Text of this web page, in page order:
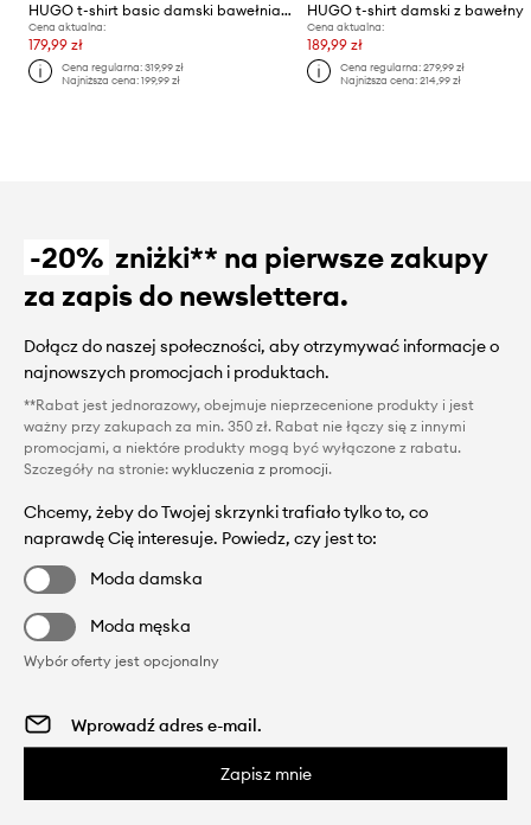
HUGO t-shirt basic damski bawełniany Damacia_7
Cena aktualna:
179,99 zł
Cena regularna:319,99 zł
Najniższa cena:199,99 zł
HUGO t-shirt damski z bawełny
Cena aktualna:
189,99 zł
Cena regularna: 279,99 zł
Najniższa cena: 214,99 zł
-20% zniżki** na pierwsze zakupy
za zapis do newslettera.
Dołącz do naszej społeczności, aby otrzymywać informacje o
najnowszych promocjach i produktach.
**Rabat jest jednorazowy, obejmuje nieprzecenione produkty i jest
ważny przy zakupach za min. 350 zł. Rabat nie łączy się z innymi
promocjami, a niektóre produkty mogą być wyłączone z rabatu.
Szczegóły na stronie: wykluczenia z promocji.
Chcemy, żeby do Twojej skrzynki trafiało tylko to, co
naprawdę Cię interesuje. Powiedz, czy jest to:
Moda damska
Moda męska
Wybór oferty jest opcjonalny
Zapisz mnie